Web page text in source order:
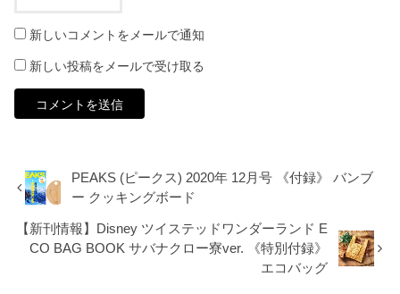
新しいコメントをメールで通知
新しい投稿をメールで受け取る
PEAKS (ピークス) 2020年 12月号 《付録》 バンブ
ー クッキングボード
【新刊情報】Disney ツイステッドワンダーランド E
CO BAG BOOK サバナクロー寮ver. 《特別付録》
エコバッグ